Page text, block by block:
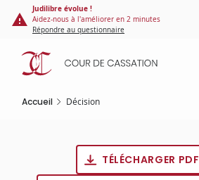
Panneau de gestion des cookies
contenu
principal
Judilibre évolue !
Aidez-nous à l'améliorer en 2 minutes
Répondre au questionnaire
Accueil Décision
TÉLÉCHARGER PDF